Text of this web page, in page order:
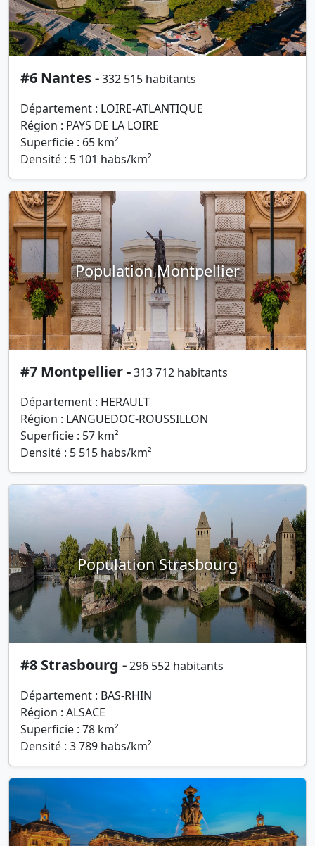
#6 Nantes -332 515 habitants
Département : LOIRE-ATLANTIQUE
Région : PAYS DE LA LOIRE
Superficie : 65 km²
Densité : 5 101 habs/km²
Population Montpellier
#7 Montpellier -313 712 habitants
Département : HERAULT
Région : LANGUEDOC-ROUSSILLON
Superficie : 57 km²
Densité : 5 515 habs/km²
Population Strasbourg
#8 Strasbourg -296 552 habitants
Département : BAS-RHIN
Région : ALSACE
Superficie : 78 km²
Densité : 3 789 habs/km²